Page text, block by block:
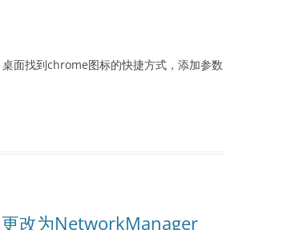
面找到chrome图标的快捷方式，添加参数
改为NetworkManager